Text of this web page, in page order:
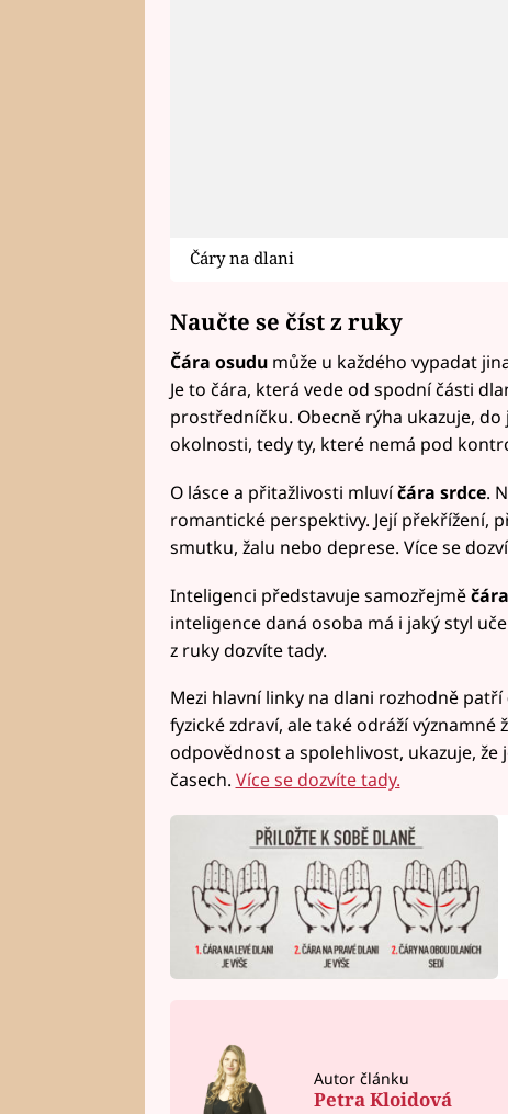
Čáry na dlani
Naučte se číst z ruky
Čára osudumůže u každého vypadat
Je to čára, která vede od spodní části
prostředníčku. Obecně rýha ukazuje,
okolnosti, tedy ty, které nemá pod
O lásce a přitažlivosti mluvíčára srdce.
romantické perspektivy. Její překřížení,
smutku, žalu nebo deprese. Více se
Inteligenci představuje samozřejmě
inteligence daná osoba má i jaký styl
z ruky dozvíte tady.
Mezi hlavní linky na dlani rozhodně patří
fyzické zdraví, ale také odráží
odpovědnost a spolehlivost, ukazuje, že
časech. Více se dozvíte tady.
Autor článku
Petra Kloidová